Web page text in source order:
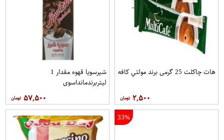
هات چاکلت 25 گرمی برند مولتي کافه
۲,۵۰۰
شیرسویا قهوه مقدار 1
لیتربرندمانداسوی
۵۷,۵۰۰
33%